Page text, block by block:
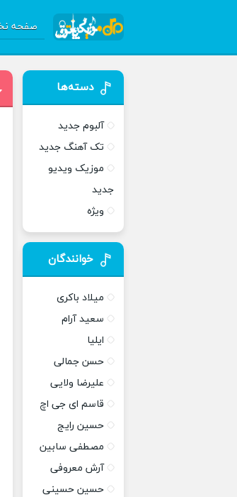
صفحه
دسته‌ها
آلبوم جدید
تک آهنگ جدید
موزیک ویدیو
جدید
ویژه
خوانندگان
میلاد باکری
سعید آرام
ایلیا
حسن جمالی
علیرضا ولایی
قاسم ای جی اچ
حسین رایج
مصطفی سابین
آرش معروفی
حسین حسینی